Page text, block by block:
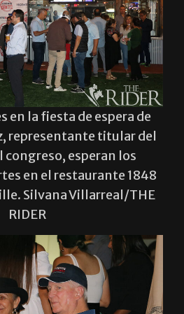
en la fiesta de espera de
representante titular del
congreso, esperan los
en el restaurante 1848
Silvana Villarreal/THE
RIDER